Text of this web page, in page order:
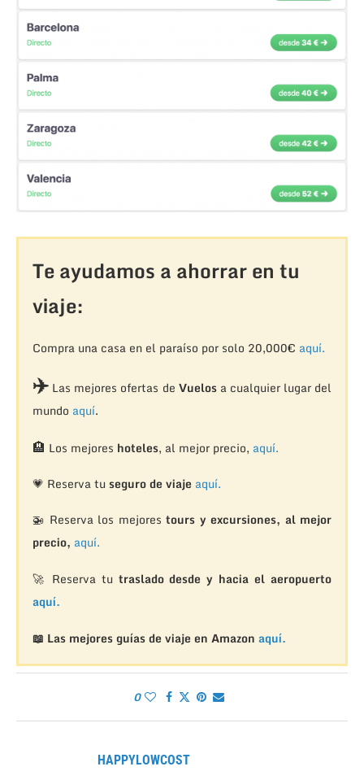
Te ayudamos a ahorrar en tu
viaje:
Compra una casa en el paraíso por solo 20,000€ aquí.
✈️Las mejores ofertas de Vuelosa cualquier lugar del
mundo aquí.
🏨 Los mejores hoteles, al mejor precio, aquí.
💗 Reserva tu seguro de viaje aquí.
🚁 Reserva los mejorestours y excursiones, al mejor
precio, aquí.
🚀 Reserva tu traslado desde y hacia el aeropuerto
aquí.
📖 Las mejores guías de viaje en Amazon aquí.
0
HAPPYLOWCOST